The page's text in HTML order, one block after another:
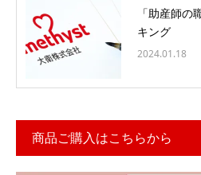
「助産師の
キング
2024.01.18
商品ご購入はこちらから